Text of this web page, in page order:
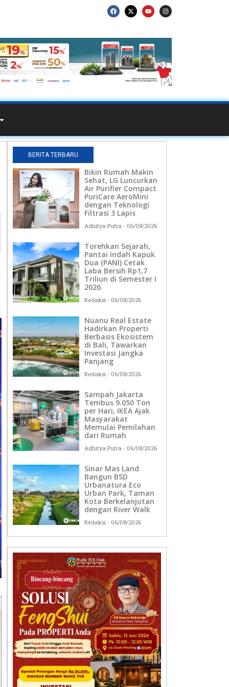
BERITA TERBARU
Bikin Rumah Makin
Sehat, LG Luncurkan
Air Purifier Compact
PuriCare AeroMini
dengan Teknologi
Filtrasi 3 Lapis
Adhitya Putra 06/08/2026
Torehkan Sejarah,
Pantai Indah Kapuk
Dua (PANI) Cetak
Laba Bersih Rp1,7
Triliun di Semester I
2026
Redaksi 06/08/2026
Nuanu Real Estate
Hadirkan Properti
Berbasis Ekosistem
di Bali, Tawarkan
Investasi Jangka
Panjang
Redaksi 06/08/2026
Sampah Jakarta
Tembus 9.050 Ton
per Hari, IKEA Ajak
Masyarakat
Memulai Pemilahan
dari Rumah
Adhitya Putra 06/08/2026
Sinar Mas Land
Bangun BSD
Urbanatura Eco
Urban Park, Taman
Kota Berkelanjutan
dengan River Walk
Redaksi 06/08/2026